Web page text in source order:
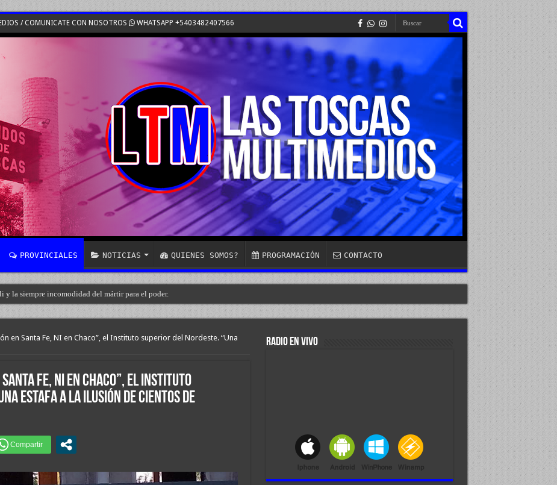
/ COMUNICATE CON NOSOTROS WHATSAPP +5403482407566
PROVINCIALES NOTICIAS QUIENES SOMOS? PROGRAMACIÓN CONTACTO
la siempre incomodidad del mártir para el poder.
en Santa Fe, NI en Chaco”, el Instituto superior del Nordeste. “Una
Fe, NI en Chaco”, el Instituto
estafa a la ilusión de cientos de
RADIO EN VIVO